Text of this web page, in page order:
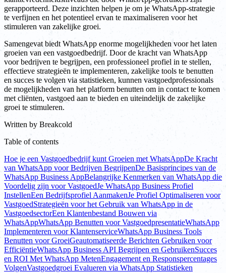
gerapporteerd. Deze inzichten helpen je om je WhatsApp-strategie
te verfijnen en het potentieel ervan te maximaliseren voor het
stimuleren van zakelijke groei.
Samengevat biedt WhatsApp enorme mogelijkheden voor het laten
groeien van een vastgoedbedrijf. Door de kracht van WhatsApp
voor bedrijven te begrijpen, een professioneel profiel in te stellen,
effectieve strategieën te implementeren, zakelijke tools te benutten
en succes te volgen via statistieken, kunnen vastgoedprofessionals
de mogelijkheden van het platform benutten om in contact te komen
met cliënten, vastgoed aan te bieden en uiteindelijk de zakelijke
groei te stimuleren.
Written by Breakcold
Table of contents
Hoe je een Vastgoedbedrijf kunt Groeien met WhatsAppDe Kracht
van WhatsApp voor Bedrijven BegrijpenDe Basisprincipes van de
WhatsApp Business AppBelangrijke Kenmerken van WhatsApp die
Voordelig zijn voor VastgoedJe WhatsApp Business Profiel
InstellenEen Bedrijfsprofiel AanmakenJe Profiel Optimaliseren voor
VastgoedStrategieën voor het Gebruik van WhatsApp in de
VastgoedsectorEen Klantenbestand Bouwen via
WhatsAppWhatsApp Benutten voor VastgoedpresentatieWhatsApp
Implementeren voor KlantenserviceWhatsApp Business Tools
Benutten voor GroeiGeautomatiseerde Berichten Gebruiken voor
EfficiëntieWhatsApp Business API Begrijpen en GebruikenSucces
en ROI Met WhatsApp MetenEngagement en Responspercentages
VolgenVastgoedgroei Evalueren via WhatsApp Statistieken